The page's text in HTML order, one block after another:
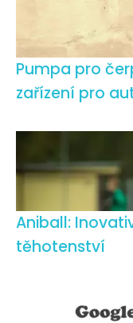
Pumpa pro
zařízení pro
Aniball:
těhotenství